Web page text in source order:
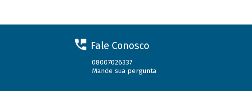
Fale Conosco
08007026337
Mande sua pergunta